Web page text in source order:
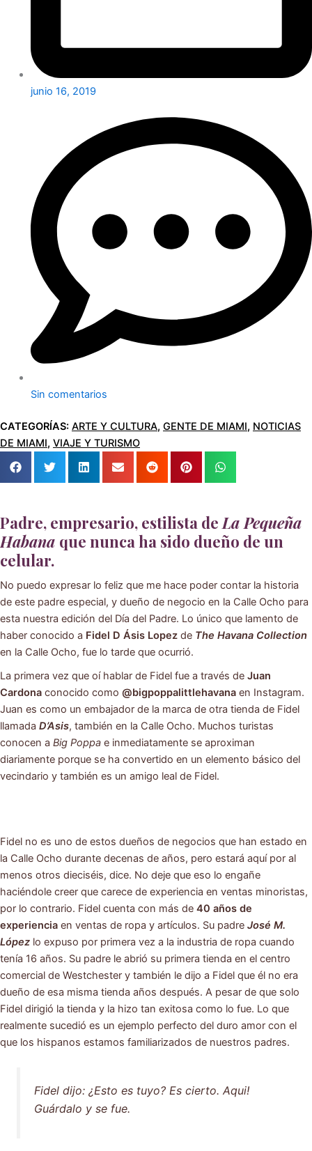
junio 16, 2019
Sin comentarios
CATEGORÍAS: ARTE Y CULTURA, GENTE DE MIAMI, NOTICIAS
DE MIAMI, VIAJE Y TURISMO
Padre, empresario, estilista deLa Pequeña
Habana que nunca ha sido dueño de un
celular.
No puedo expresar lo feliz que me hace poder contar la historia
de este padre especial, y dueño de negocio en la Calle Ocho para
esta nuestra edición del Día del Padre. Lo único que lamento de
haber conocido a Fidel D Ásis Lopez de The Havana Collection
en la Calle Ocho, fue lo tarde que ocurrió.
La primera vez que oí hablar de Fidel fue a través de Juan
Cardona conocido como @bigpoppalittlehavana en Instagram.
Juan es como un embajador de la marca de otra tienda de Fidel
llamada D’Asis, también en la Calle Ocho. Muchos turistas
conocen a Big Poppa e inmediatamente se aproximan
diariamente porque se ha convertido en un elemento básico del
vecindario y también es un amigo leal de Fidel.
Fidel no es uno de estos dueños de negocios que han estado en
la Calle Ocho durante decenas de años, pero estará aquí por al
menos otros dieciséis, dice. No deje que eso lo engañe
haciéndole creer que carece de experiencia en ventas minoristas,
por lo contrario. Fidel cuenta con más de 40 años de
experiencia en ventas de ropa y artículos. Su padre José M.
López lo expuso por primera vez a la industria de ropa cuando
tenía 16 años. Su padre le abrió su primera tienda en el centro
comercial de Westchester y también le dijo a Fidel que él no era
dueño de esa misma tienda años después. A pesar de que solo
Fidel dirigió la tienda y la hizo tan exitosa como lo fue. Lo que
realmente sucedió es un ejemplo perfecto del duro amor con el
que los hispanos estamos familiarizados de nuestros padres.
Fidel dijo: ¿Esto es tuyo? Es cierto. Aqui!
Guárdalo y se fue.